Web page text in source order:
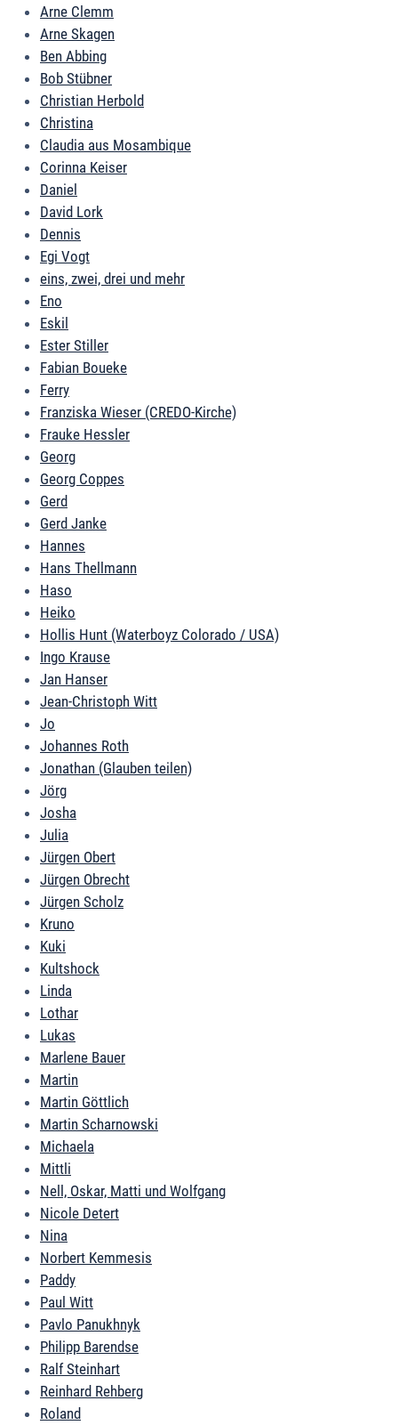
Arne Clemm
Arne Skagen
Ben Abbing
Bob Stübner
Christian Herbold
Christina
Claudia aus Mosambique
Corinna Keiser
Daniel
David Lork
Dennis
Egi Vogt
eins, zwei, drei und mehr
Eno
Eskil
Ester Stiller
Fabian Boueke
Ferry
Franziska Wieser (CREDO-Kirche)
Frauke Hessler
Georg
Georg Coppes
Gerd
Gerd Janke
Hannes
Hans Thellmann
Haso
Heiko
Hollis Hunt (Waterboyz Colorado / USA)
Ingo Krause
Jan Hanser
Jean-Christoph Witt
Jo
Johannes Roth
Jonathan (Glauben teilen)
Jörg
Josha
Julia
Jürgen Obert
Jürgen Obrecht
Jürgen Scholz
Kruno
Kuki
Kultshock
Linda
Lothar
Lukas
Marlene Bauer
Martin
Martin Göttlich
Martin Scharnowski
Michaela
Mittli
Nell, Oskar, Matti und Wolfgang
Nicole Detert
Nina
Norbert Kemmesis
Paddy
Paul Witt
Pavlo Panukhnyk
Philipp Barendse
Ralf Steinhart
Reinhard Rehberg
Roland